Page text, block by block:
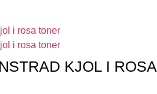
KJOL I ROSA